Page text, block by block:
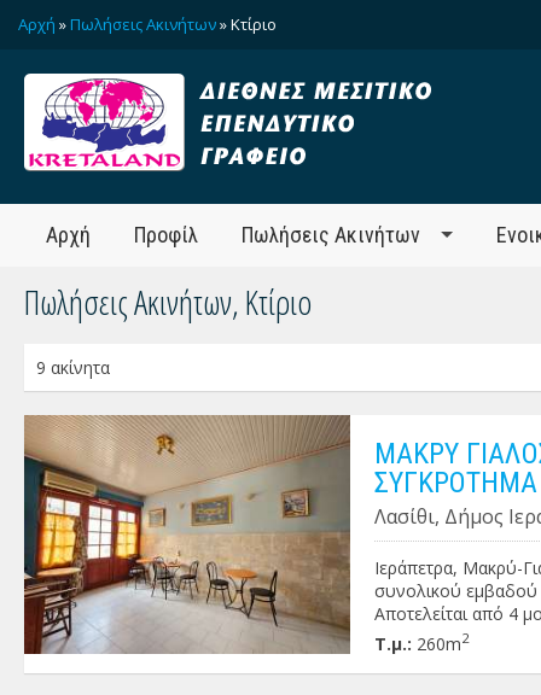
Αρχή »Πωλήσεις Ακινήτων» Κτίριο
Αρχή Προφίλ Πωλήσεις Ακινήτων
Πωλήσεις Ακινήτων, Κτίριο
9 ακίνητα
ΜΑΚΡΥ
ΣΥΓΚΡΟΤΗΜΑ
Λασίθι, Δήμος
Ιεράπετρα, Μακρύ-
συνολικού εμβαδού
Αποτελείται από 4
reception με
στην πίσω πλευρά
ιδιοκτησία) αλλά
Τ.μ.: 260m2